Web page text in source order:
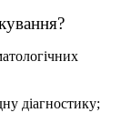
діагностику;